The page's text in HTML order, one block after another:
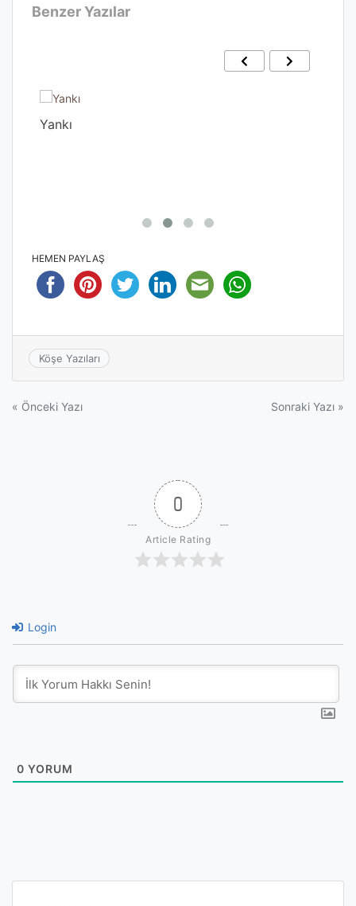
Benzer Yazılar
Yankı
HEMEN PAYLAŞ
Köşe Yazıları
Yazı
« Önceki Yazı Sonraki Yazı »
0
Article Rating
Login
0 YORUM